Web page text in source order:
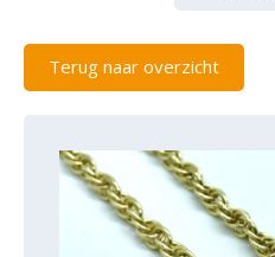
Terug naar overzicht